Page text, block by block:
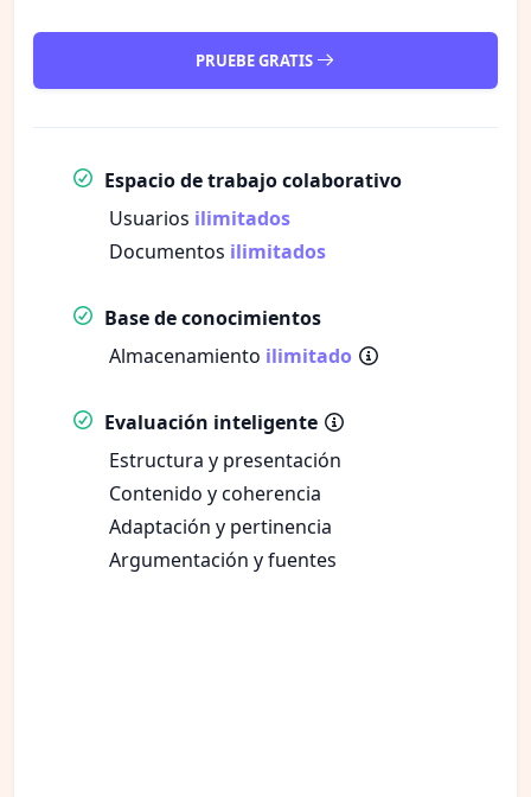
PRUEBE GRATIS
Espacio de trabajo colaborativo
Usuarios ilimitados
Documentos ilimitados
Base de conocimientos
Almacenamiento ilimitado
Evaluación inteligente
Estructura y presentación
Contenido y coherencia
Adaptación y pertinencia
Argumentación y fuentes